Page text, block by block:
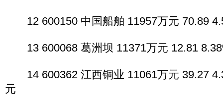
12 600150 中国船舶 11957万元 70.89
13 600068 葛洲坝 11371万元 12.81
14 600362 江西铜业 11061万元 39.27
元